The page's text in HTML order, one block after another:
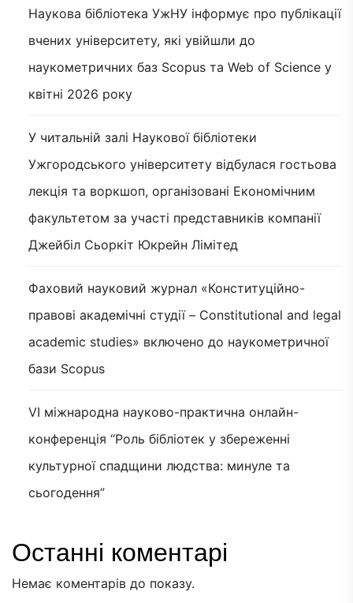
Наукова бібліотека УжНУ інформує про публікації
вчених університету, які увійшли до
наукометричних баз Scopus та Web of Science у
квітні 2026 року
У читальній залі Наукової бібліотеки
Ужгородського університету відбулася гостьова
лекція та воркшоп, організовані Економічним
факультетом за участі представників компанії
Джейбіл Сьоркіт Юкрейн Лімітед
Фаховий науковий журнал «Конституційно-
правові академічні студії – Constitutional and legal
academic studies» включено до наукометричної
бази Scopus
VI міжнародна науково-практична онлайн-
конференція “Роль бібліотек у збереженні
культурної спадщини людства: минуле та
сьогодення”
Останні коментарі
Немає коментарів до показу.